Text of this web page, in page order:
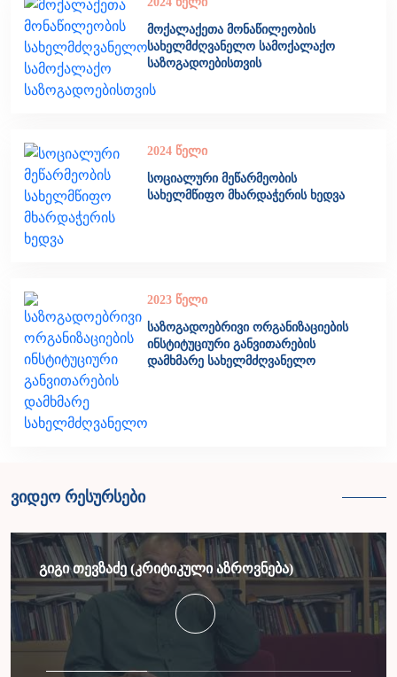
მოქალაქეთა მონაწილეობის
სახელმძღვანელო სამოქალაქო
საზოგადოებისთვის
2024 წელი
სოციალური მეწარმეობის
სახელმწიფო მხარდაჭერის ხედვა
2023 წელი
საზოგადოებრივი ორგანიზაციების
ინსტიტუციური განვითარების
დამხმარე სახელმძღვანელო
ვიდეო რესურსები
გიგი თევზაძე (კრიტიკული აზროვნება)